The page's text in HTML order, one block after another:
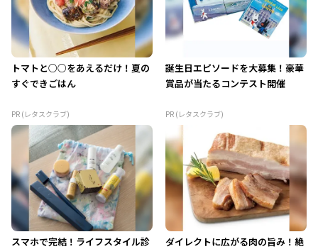
トマトと○○をあえるだけ！夏の
すぐできごはん
PR (レタスクラブ)
誕生日エピソードを大募集！豪華
賞品が当たるコンテスト開催
PR (レタスクラブ)
スマホで完結！ライフスタイル診
ダイレクトに広がる肉の旨み！絶